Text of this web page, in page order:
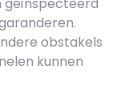
obstakels
kunnen